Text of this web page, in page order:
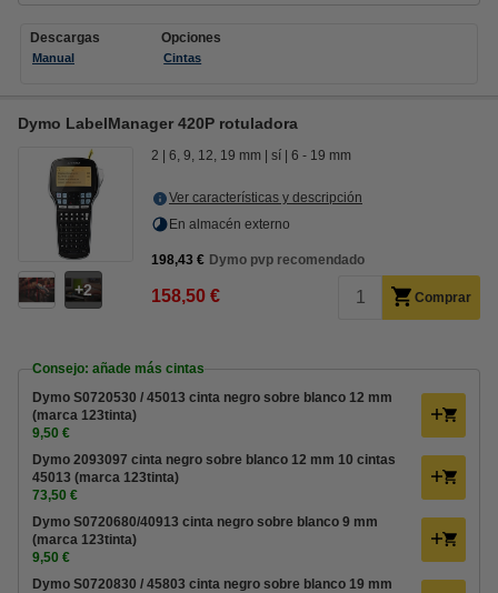
Descargas
Manual
Opciones
Cintas
Dymo LabelManager 420P rotuladora
2
2 6, 9, 12, 19 mm sí 6 - 19 mm
Ver características y descripción
En almacén externo
198,43 € Dymo pvp recomendado
158,50 € Comprar
Consejo: añade más cintas
Dymo S0720530 / 45013 cinta negro sobre blanco 12 mm
(marca 123tinta)
9,50 €
Dymo 2093097 cinta negro sobre blanco 12 mm 10 cintas
45013 (marca 123tinta)
73,50 €
Dymo S0720680/40913 cinta negro sobre blanco 9 mm
(marca 123tinta)
9,50 €
Dymo S0720830 / 45803 cinta negro sobre blanco 19 mm